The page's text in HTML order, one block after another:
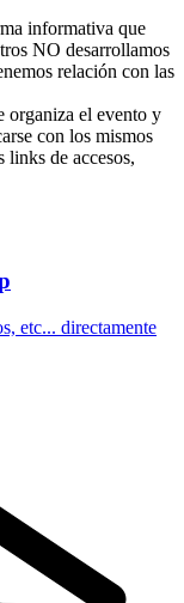
informativa que
NO desarrollamos
relación con las
organiza el evento y
con los mismos
links de accesos,
etc... directamente